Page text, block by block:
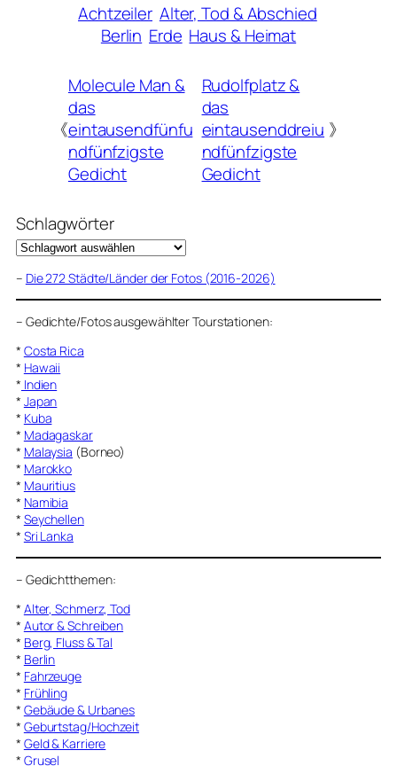
Achtzeiler Alter, Tod & Abschied
Berlin Erde Haus & Heimat
《
Molecule Man &
das
eintausendfünfu
ndfünfzigste
Gedicht
Rudolfplatz &
das
eintausenddreiu
ndfünfzigste
Gedicht
》
Schlagwörter
– Die 272 Städte/Länder der Fotos (2016-2026)
– Gedichte/Fotos ausgewählter Tourstationen:
* Costa Rica
* Hawaii
* Indien
* Japan
* Kuba
* Madagaskar
* Malaysia (Borneo)
* Marokko
* Mauritius
* Namibia
* Seychellen
* Sri Lanka
– Gedichtthemen:
* Alter, Schmerz, Tod
* Autor & Schreiben
* Berg, Fluss & Tal
* Berlin
* Fahrzeuge
* Frühling
* Gebäude & Urbanes
* Geburtstag/Hochzeit
* Geld & Karriere
* Grusel